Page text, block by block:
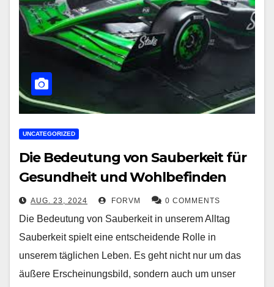
UNCATEGORIZED
Die Bedeutung von Sauberkeit für
Gesundheit und Wohlbefinden
AUG. 23, 2024 FORVM 0 COMMENTS
Die Bedeutung von Sauberkeit in unserem Alltag
Sauberkeit spielt eine entscheidende Rolle in
unserem täglichen Leben. Es geht nicht nur um das
äußere Erscheinungsbild, sondern auch um unser